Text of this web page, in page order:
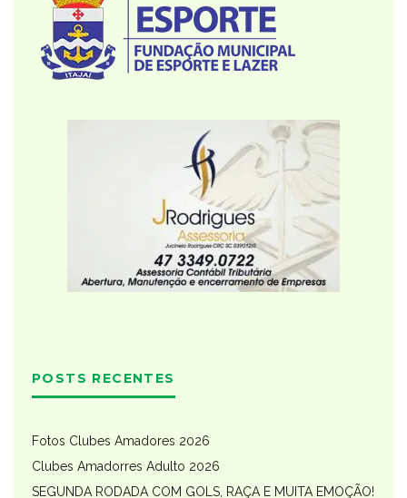
POSTS RECENTES
Fotos Clubes Amadores 2026
Clubes Amadorres Adulto 2026
SEGUNDA RODADA COM GOLS, RAÇA E MUITA EMOÇÃO!